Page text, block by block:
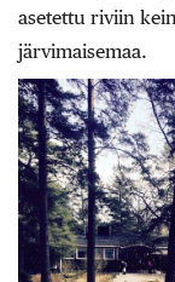
asetettu riviin
järvimaisemaa.